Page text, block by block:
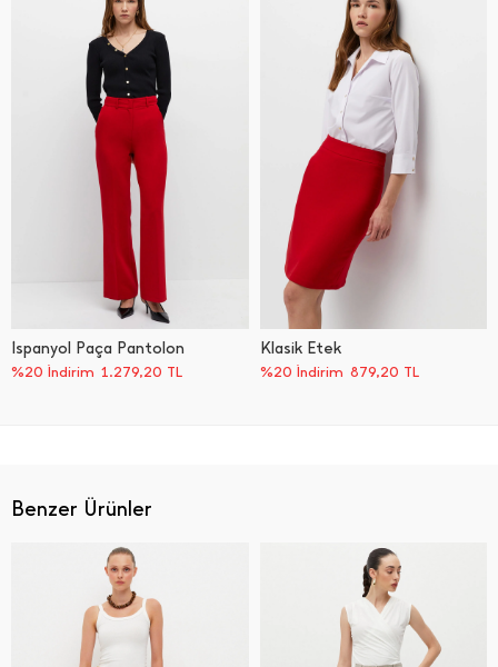
Benzer Ürünler
İ̇spanyol Paça Pantolon
%20 İndirim 1.279,20 TL
Klasik Etek
%20 İndirim 879,20 TL